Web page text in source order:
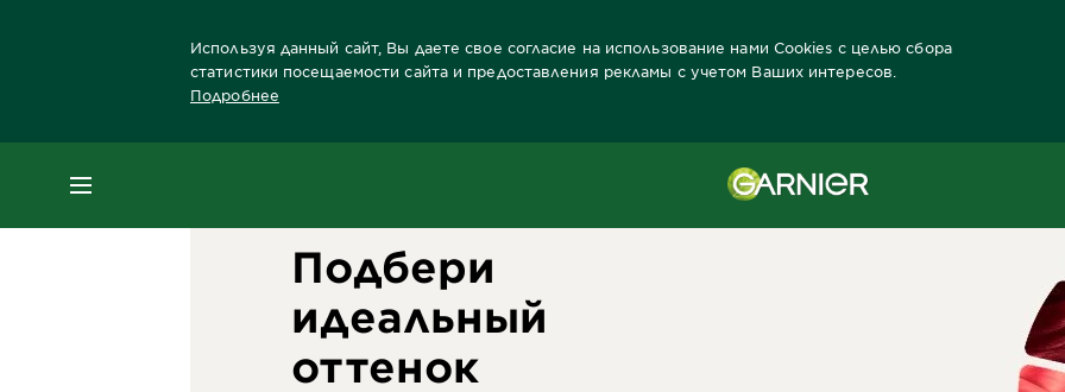
Используя данный сайт, Вы даете свое согласие на использование нами Cookies с целью сбора
статистики посещаемости сайта и предоставления рекламы с учетом Ваших интересов.
Подробнее
МЕНЮ
Подбери
идеальный
оттенок